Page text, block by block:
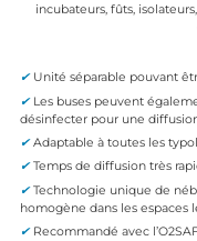
incubateurs, fûts,
✔ Unité séparable pouvant
✔ Les buses peuvent
désinfecter pour une
✔Adaptable à toutes les
✔Temps de diffusion très
✔Technologie unique de
homogène dans les espaces
✔ Recommandé avec